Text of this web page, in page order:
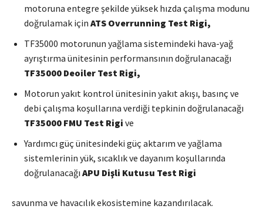
motoruna entegre şekilde yüksek hızda çalışma modunu
doğrulamak için ATS Overrunning Test Rigi,
TF35000 motorunun yağlama sistemindeki hava-yağ
ayrıştırma ünitesinin performansının doğrulanacağı
TF35000 Deoiler Test Rigi,
Motorun yakıt kontrol ünitesinin yakıt akışı, basınç ve
debi çalışma koşullarına verdiği tepkinin doğrulanacağı
TF35000 FMU Test Rigi ve
Yardımcı güç ünitesindeki güç aktarım ve yağlama
sistemlerinin yük, sıcaklık ve dayanım koşullarında
doğrulanacağı APU Dişli Kutusu Test Rigi
savunma ve havacılık ekosistemine kazandırılacak.